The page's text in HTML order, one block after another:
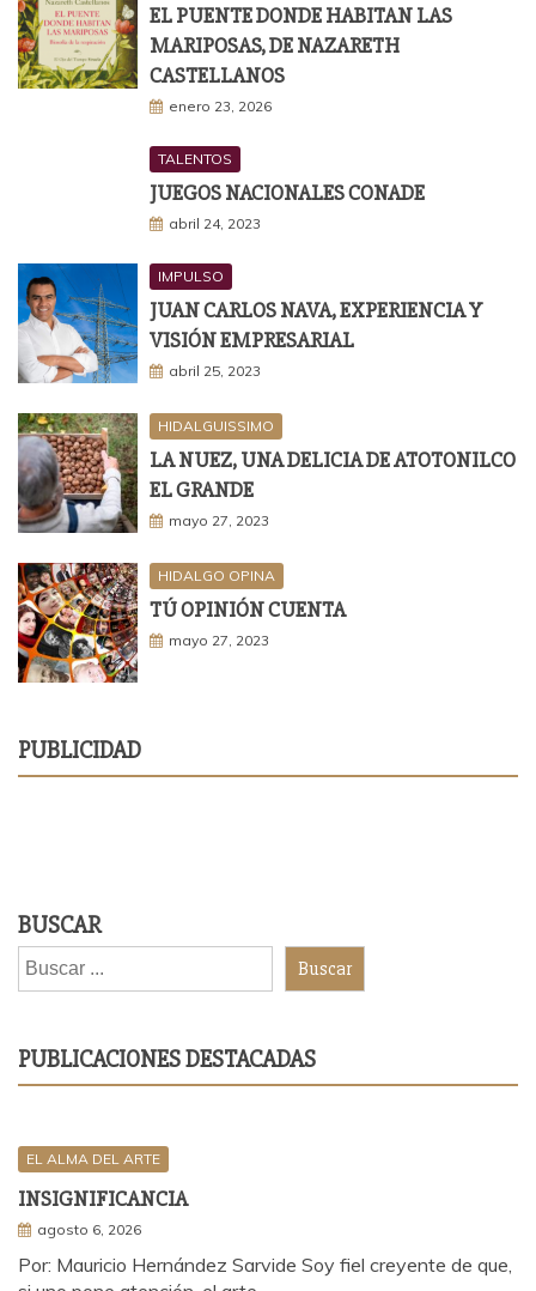
EL PUENTE DONDE HABITAN LAS
MARIPOSAS, DE NAZARETH
CASTELLANOS
enero 23, 2026
TALENTOS
JUEGOS NACIONALES CONADE
abril 24, 2023
IMPULSO
JUAN CARLOS NAVA, EXPERIENCIA Y
VISIÓN EMPRESARIAL
abril 25, 2023
HIDALGUISSIMO
LA NUEZ, UNA DELICIA DE ATOTONILCO
EL GRANDE
mayo 27, 2023
HIDALGO OPINA
TÚ OPINIÓN CUENTA
mayo 27, 2023
PUBLICIDAD
BUSCAR
Buscar
PUBLICACIONES DESTACADAS
EL ALMA DEL ARTE
INSIGNIFICANCIA
agosto 6, 2026
Por: Mauricio Hernández Sarvide Soy fiel creyente de que,